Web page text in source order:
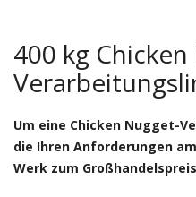
400 kg
Um eine Chicken Nugget-
die Ihren Anforderungen
Werk zum Großhandelspreis